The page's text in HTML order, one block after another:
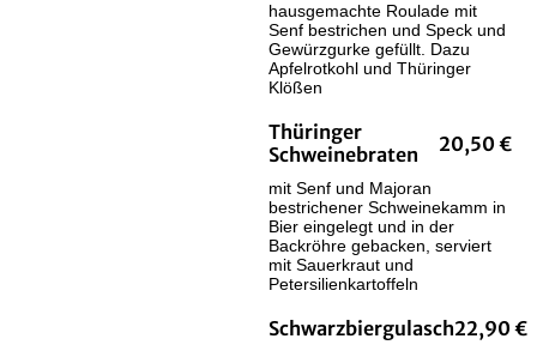
hausgemachte Roulade mit
Senf bestrichen und Speck und
Gewürzgurke gefüllt. Dazu
Apfelrotkohl und Thüringer
Klößen
Thüringer
Schweinebraten
20,50 €
mit Senf und Majoran
bestrichener Schweinekamm in
Bier eingelegt und in der
Backröhre gebacken, serviert
mit Sauerkraut und
Petersilienkartoffeln
Schwarzbiergulasch22,90 €